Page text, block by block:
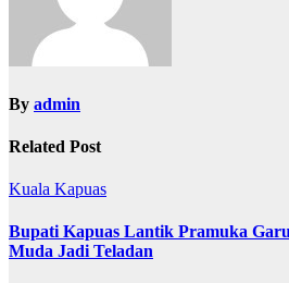
By admin
Related Post
Kuala Kapuas
Bupati Kapuas Lantik Pramuka
Muda Jadi Teladan